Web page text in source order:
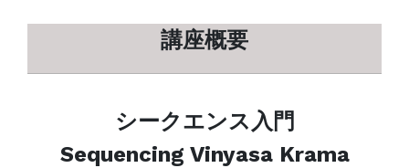
講座概要
シークエンス入門
Sequencing Vinyasa Krama